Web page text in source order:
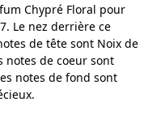
Chypré Floral pour
Le nez derrière ce
de tête sont Noix de
notes de coeur sont
notes de fond sont